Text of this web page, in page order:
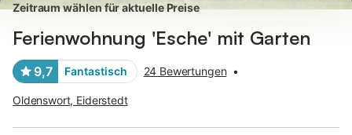
Zeitraum wählen für aktuelle Preise
Ferienwohnung 'Esche' mit Garten
9,7 Fantastisch 24 Bewertungen •
Oldenswort, Eiderstedt